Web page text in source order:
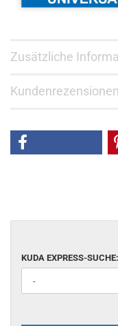
Zusätzliche
Kundenrezensionen
KUDA EXPRESS-SUCHE: